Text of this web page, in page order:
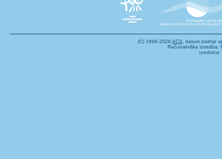
(C) 1996-2026ACS
, datum zadnje
Računalniška izvedba:
urednica: